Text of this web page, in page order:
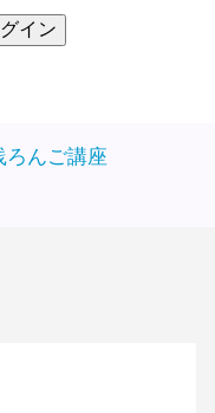
ろんご講座